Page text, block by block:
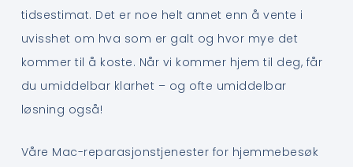
tidsestimat. Det er noe helt annet enn å vente i
uvisshet om hva som er galt og hvor mye det
kommer til å koste. Når vi kommer hjem til deg, får
du umiddelbar klarhet – og ofte umiddelbar
løsning også!
Våre Mac-reparasjonstjenester for hjemmebesøk